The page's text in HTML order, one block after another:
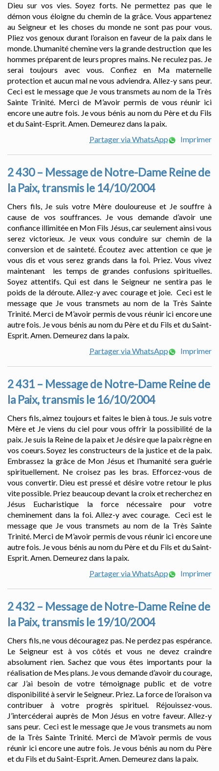
Dieu sur vos vies. Soyez forts. Ne permettez pas que le
démon vous éloigne du chemin de la grâce. Vous appartenez
au Seigneur et les choses du monde ne sont pas pour vous.
Pliez vos genoux durant l’oraison en faveur de la paix dans le
monde. L’humanité chemine vers la grande destruction que les
hommes préparent de leurs propres mains. Ne reculez pas. Je
serai toujours avec vous. Confiez en Ma maternelle
protection et aucun mal ne vous adviendra. Allez-y sans peur.
Ceci est le message que Je vous transmets au nom de la Très
Sainte Trinité. Merci de M’avoir permis de vous réunir ici
encore une autre fois. Je vous bénis au nom du Père et du Fils
et du Saint-Esprit. Amen. Demeurez dans la paix.
Partager via WhatsApp
Imprimer
2 430 – Message de Notre-Dame Reine de
la Paix, transmis le 14/10/2004
Chers fils, Je suis votre Mère douloureuse et Je souffre à
cause de vos souffrances. Je vous demande d’avoir une
confiance illimitée en Mon Fils Jésus, car seulement ainsi vous
serez victorieux. Je veux vous conduire sur chemin de la
conversion et de sainteté. Écoutez avec attention ce que je
vous dis et vous serez grands dans la foi. Priez. Vous vivez
maintenant les temps de grandes confusions spirituelles.
Soyez attentifs. Qui est dans le Seigneur ne sentira pas le
poids de la déroute. Allez-y avec courage et joie. Ceci est le
message que Je vous transmets au nom de la Très Sainte
Trinité. Merci de M’avoir permis de vous réunir ici encore une
autre fois. Je vous bénis au nom du Père et du Fils et du Saint-
Esprit. Amen. Demeurez dans la paix.
Partager via WhatsApp
Imprimer
2 431 – Message de Notre-Dame Reine de
la Paix, transmis le 16/10/2004
Chers fils, aimez toujours et faites le bien à tous. Je suis votre
Mère et Je viens du ciel pour vous offrir la possibilité de la
paix. Je suis la Reine de la paix et Je désire que la paix règne en
vos coeurs. Soyez les constructeurs de la justice et de la paix.
Embrassez la grâce de Mon Jésus et l’humanité sera guérie
spirituellement. Ne croisez pas les bras. Efforcez-vous de
vous convertir. Dieu est pressé et désire votre retour le plus
vite possible. Priez beaucoup devant la croix et recherchez en
Jésus Eucharistique la force nécessaire pour votre
cheminement dans la foi. Allez-y avec courage. Ceci est le
message que Je vous transmets au nom de la Très Sainte
Trinité. Merci de M’avoir permis de vous réunir ici encore une
autre fois. Je vous bénis au nom du Père et du Fils et du Saint-
Esprit. Amen. Demeurez dans la paix.
Partager via WhatsApp
Imprimer
2 432 – Message de Notre-Dame Reine de
la Paix, transmis le 19/10/2004
Chers fils, ne vous découragez pas. Ne perdez pas espérance.
Le Seigneur est à vos côtés et vous ne devez craindre
absolument rien. Sachez que vous êtes importants pour la
réalisation de Mes plans. Je vous demande d’avoir du courage,
car J’ai besoin de votre témoignage public et de votre
disponibilité à servir le Seigneur. Priez. La force de l’oraison va
contribuer à votre progrès spirituel. Réjouissez-vous.
J’intercéderai auprès de Mon Jésus en votre faveur. Allez-y
sans peur. Ceci est le message que Je vous transmets au nom
de la Très Sainte Trinité. Merci de M’avoir permis de vous
réunir ici encore une autre fois. Je vous bénis au nom du Père
et du Fils et du Saint-Esprit. Amen. Demeurez dans la paix.